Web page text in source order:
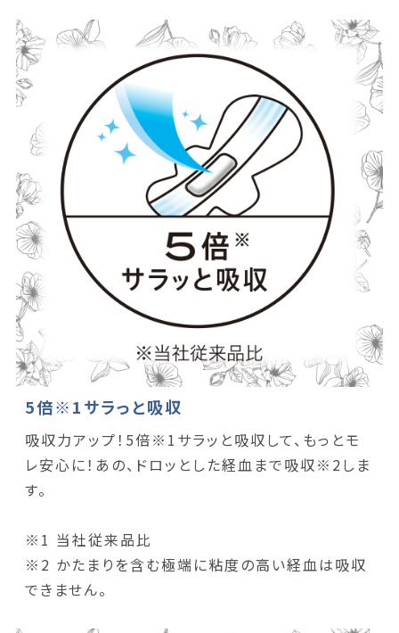
5倍※1サラっと吸収
吸収力アップ！5倍※1サラッと吸収して、もっとモ
レ安心に！あの、ドロッとした経血まで吸収※2しま
す。
※1 当社従来品比
※2 かたまりを含む極端に粘度の高い経血は吸収
できません。